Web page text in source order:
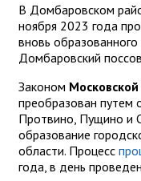
В Домбаровском
ноября 2023 года
вновь
Домбаровский
Законом
преобразован путем
Протвино, Пущино и
образование
области. Процесс
года, в день